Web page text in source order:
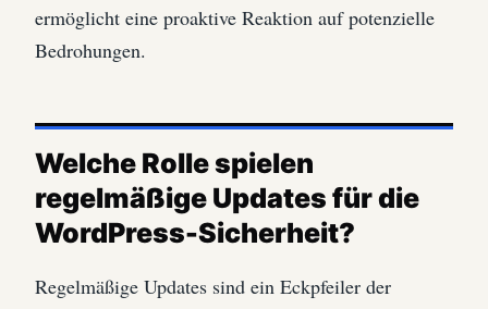
ermöglicht eine proaktive Reaktion auf potenzielle
Bedrohungen.
Welche Rolle spielen
regelmäßige Updates für die
WordPress-Sicherheit?
Regelmäßige Updates sind ein Eckpfeiler der